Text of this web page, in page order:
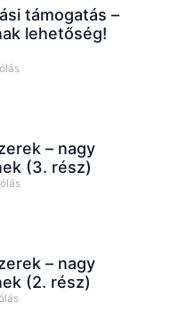
támogatás –
lehetőség!
– nagy
(3. rész)
– nagy
(2. rész)